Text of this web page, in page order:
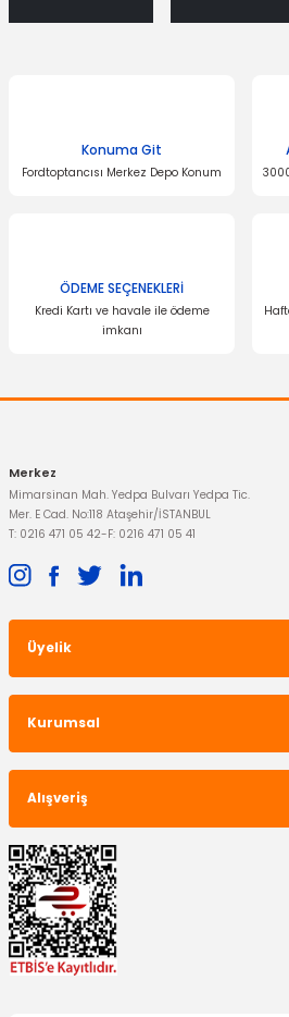
Konuma Git
Fordtoptancısı Merkez Depo Konum
ÖDEME SEÇENEKLERİ
Kredi Kartı ve havale ile ödeme
imkanı
Merkez
Mimarsinan Mah. Yedpa Bulvarı Yedpa Tic.
Mer. E Cad. No:118 Ataşehir/İSTANBUL
T: 0216 471 05 42-F: 0216 471 05 41
Üyelik
Kurumsal
Alışveriş